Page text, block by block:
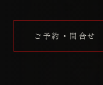
ご予約・問合せ